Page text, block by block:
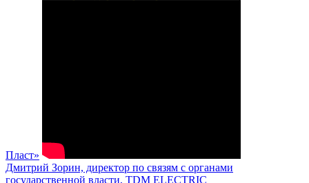
Пласт»
Дмитрий Зорин, директор по связям с органами
государственной власти, TDM ELECTRIC